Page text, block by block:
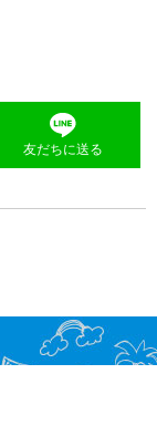
友だちに送る